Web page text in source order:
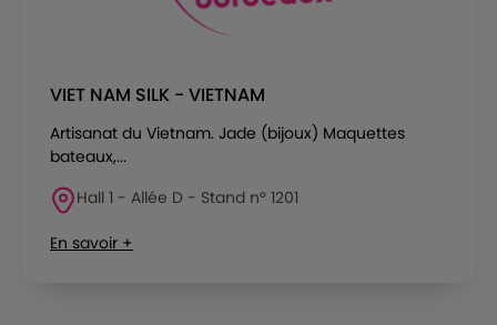
VIET NAM SILK - VIETNAM
Artisanat du Vietnam. Jade (bijoux) Maquettes
bateaux,...
Hall 1 - Allée D - Stand n° 1201
En savoir +